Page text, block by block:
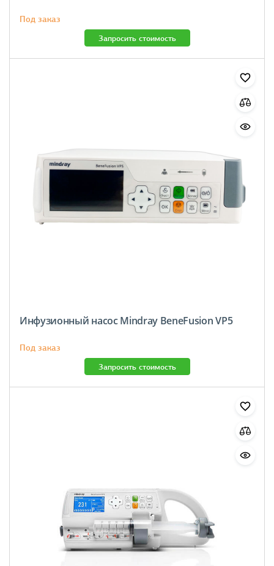
Под заказ
Запросить стоимость
Инфузионный насос Mindray BeneFusion VP5
Под заказ
Запросить стоимость